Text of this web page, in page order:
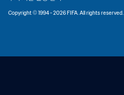
Copyright © 1994 - 2026 FIFA. All rights reserved.